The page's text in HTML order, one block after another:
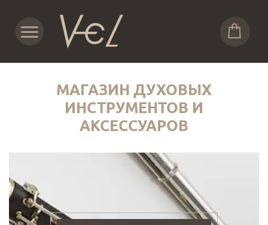
МАГАЗИН ДУХОВЫХ
ИНСТРУМЕНТОВ И
АКСЕССУАРОВ